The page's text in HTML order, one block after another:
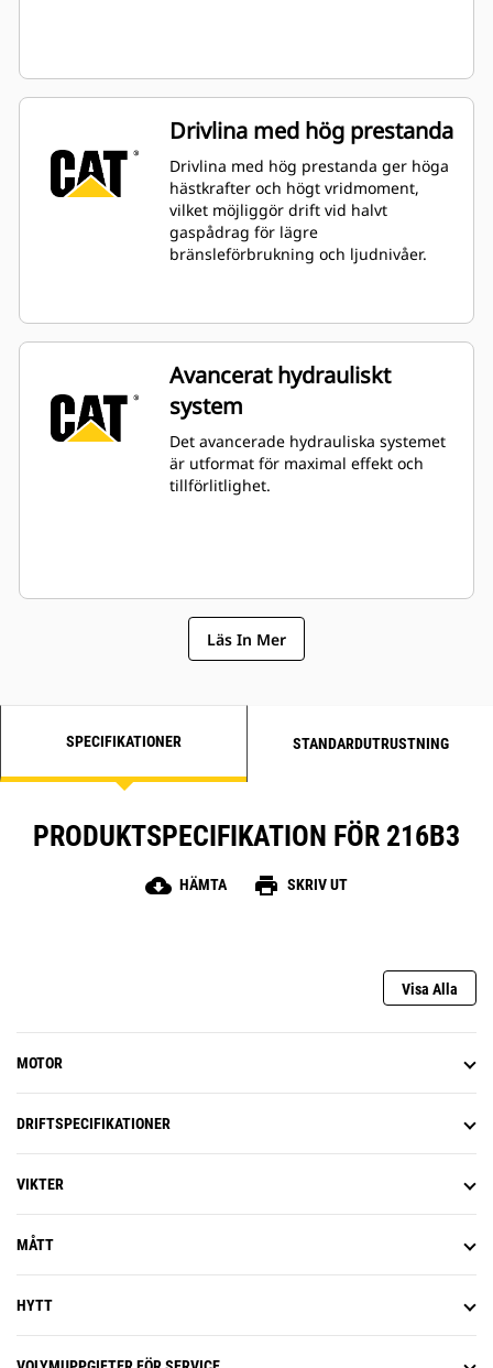
Drivlina med hög prestanda
Drivlina med hög prestanda ger höga
hästkrafter och högt vridmoment,
vilket möjliggör drift vid halvt
gaspådrag för lägre
bränsleförbrukning och ljudnivåer.
Avancerat hydrauliskt
system
Det avancerade hydrauliska systemet
är utformat för maximal effekt och
tillförlitlighet.
Läs In Mer
SPECIFIKATIONER STANDARDUTRUSTNING
PRODUKTSPECIFIKATION FÖR 216B3
cloud_download HÄMTA print SKRIV UT
Visa Alla
MOTOR
DRIFTSPECIFIKATIONER
VIKTER
MÅTT
HYTT